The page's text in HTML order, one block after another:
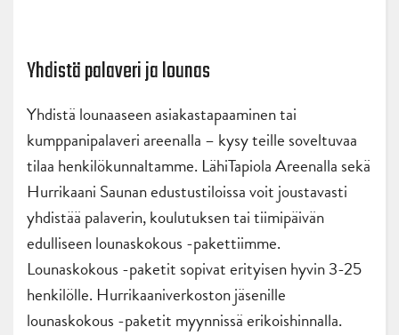
Yhdistä palaveri ja lounas
Yhdistä lounaaseen asiakastapaaminen tai
kumppanipalaveri areenalla – kysy teille soveltuvaa
tilaa henkilökunnaltamme. LähiTapiola Areenalla sekä
Hurrikaani Saunan edustustiloissa voit joustavasti
yhdistää palaverin, koulutuksen tai tiimipäivän
edulliseen lounaskokous -pakettiimme.
Lounaskokous -paketit sopivat erityisen hyvin 3-25
henkilölle. Hurrikaaniverkoston jäsenille
lounaskokous -paketit myynnissä erikoishinnalla.